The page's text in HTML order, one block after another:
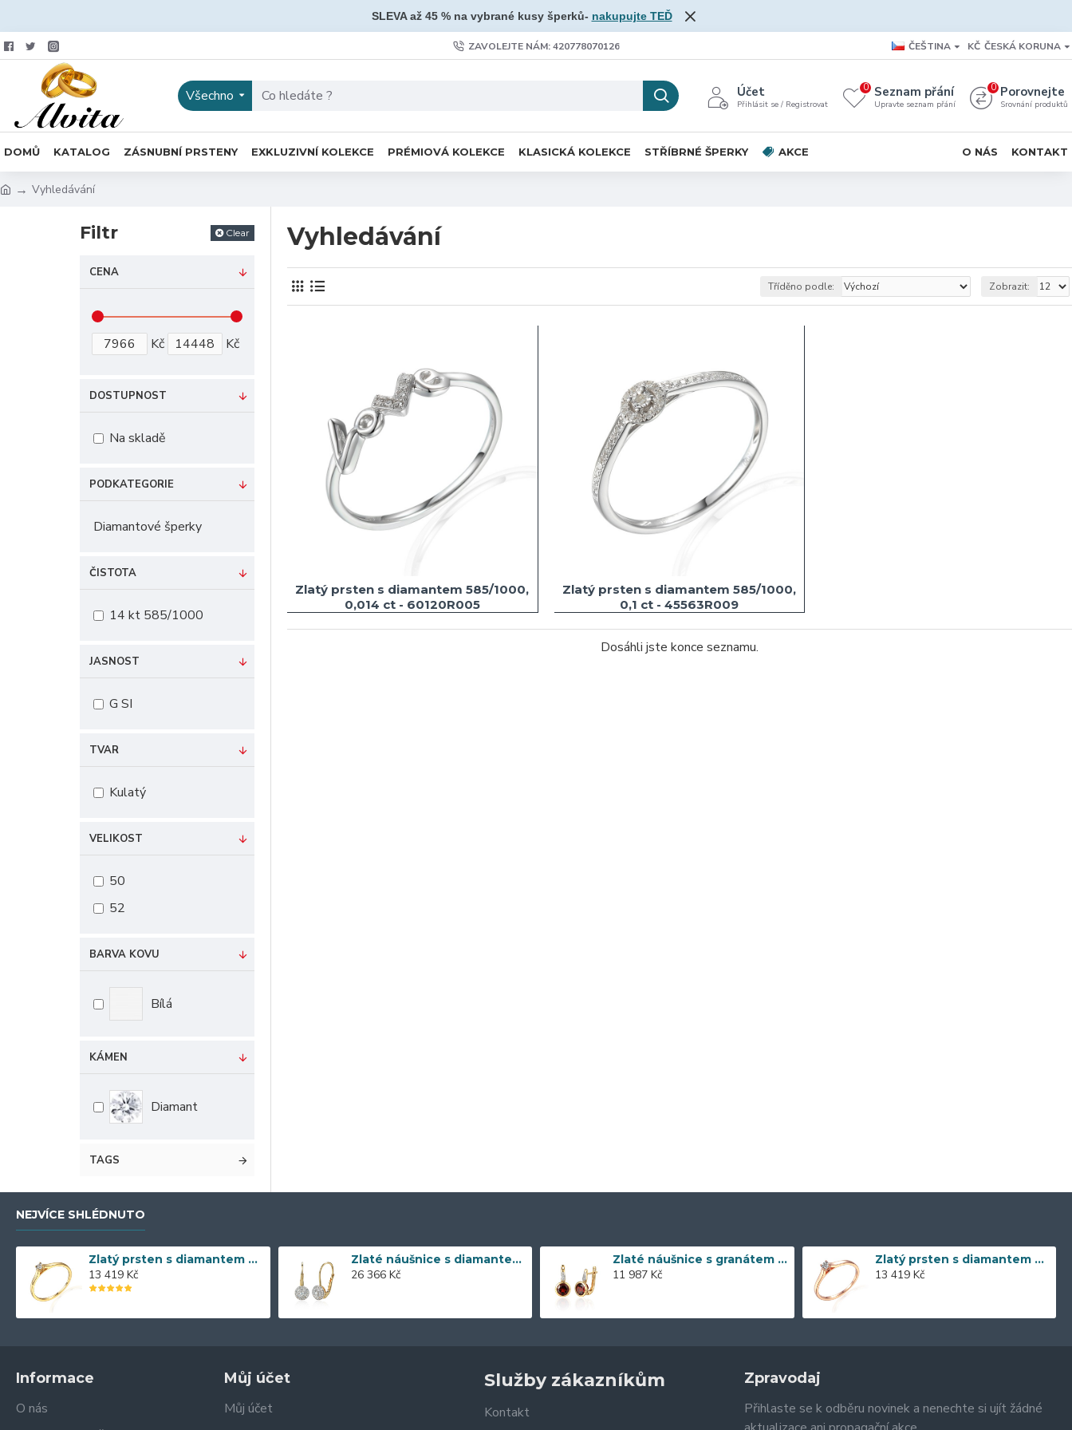
SLEVA až 45 % na vybrané kusy šperků- nakupujte TEĎ
ZAVOLEJTE NÁM: 420778070126 ČEŠTINA KČ ČESKÁ KORUNA
Všechno Účet
Přihlásit se / Registrovat
Seznam přání
Upravte seznam přání
0 Porovnejte
Srovnání produktů
0
DOMŮ KATALOG ZÁSNUBNÍ PRSTENY EXKLUZIVNÍ KOLEKCE PRÉMIOVÁ KOLEKCE KLASICKÁ KOLEKCE STŘÍBRNÉ ŠPERKY AKCE O NÁS KONTAKT
Vyhledávání
Filtr Clear
CENA
Kč Kč
PODKATEGORIE
Diamantové šperky
ČISTOTA
14 kt 585/1000
JASNOST
G SI
TVAR
Kulatý
VELIKOST
50
52
BARVA KOVU
Bílá
KÁMEN
Diamant
TAGS
DOSTUPNOST
Na skladě
Vyhledávání
Tříděno podle: Zobrazit:
Zlatý prsten s diamantem 585/1000,
0,014 ct - 60120R005
Zlatý prsten s diamantem 585/1000,
0,1 ct - 45563R009
Dosáhli jste konce seznamu.
NEJVÍCE SHLÉDNUTO
Zlatý prsten s diamantem 585/1000, 0,04 ct - 55118R013
13 419 Kč
Zlaté náušnice s diamantem 585/1000, 0,197 ct - 43855E016
26 366 Kč
Zlaté náušnice s granátem 585/1000, 3,57 gr - 73805E002
11 987 Kč
Zlatý prsten s diamantem 585/1000, 0,04 ct - 55118R032
13 419 Kč
Informace
O nás
Můj účet
Můj účet
Služby zákazníkům
Kontakt
Zpravodaj
Přihlaste se k odběru novinek a nenechte si ujít žádné